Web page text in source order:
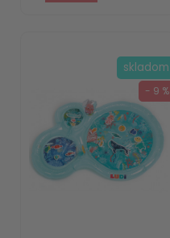
skladom
- 9 %